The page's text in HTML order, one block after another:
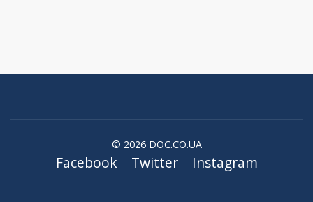
© 2026 DOC.CO.UA
Facebook Twitter Instagram